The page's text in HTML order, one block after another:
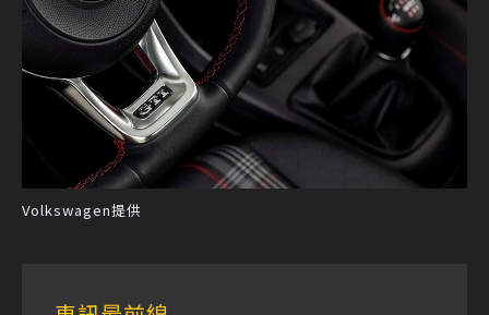
Volkswagen提供